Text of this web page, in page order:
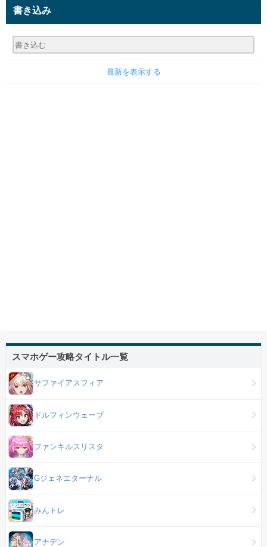
書き込み
最新を表示する
スマホゲー攻略タイトル一覧
サファイアスフィア
ドルフィンウェーブ
ファンキルスリスタ
Gジェネエターナル
みんトレ
アナデン